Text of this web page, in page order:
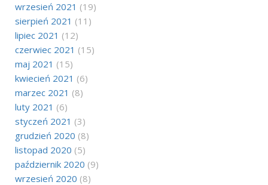
wrzesień 2021 (19)
sierpień 2021 (11)
lipiec 2021 (12)
czerwiec 2021 (15)
maj 2021 (15)
kwiecień 2021 (6)
marzec 2021 (8)
luty 2021 (6)
styczeń 2021 (3)
grudzień 2020 (8)
listopad 2020 (5)
październik 2020 (9)
wrzesień 2020 (8)